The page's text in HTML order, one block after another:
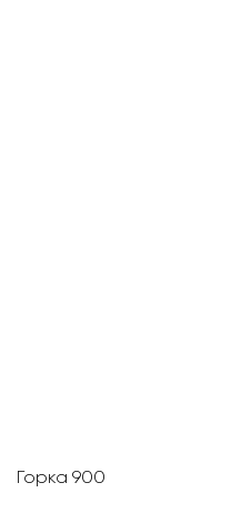
Горка 900